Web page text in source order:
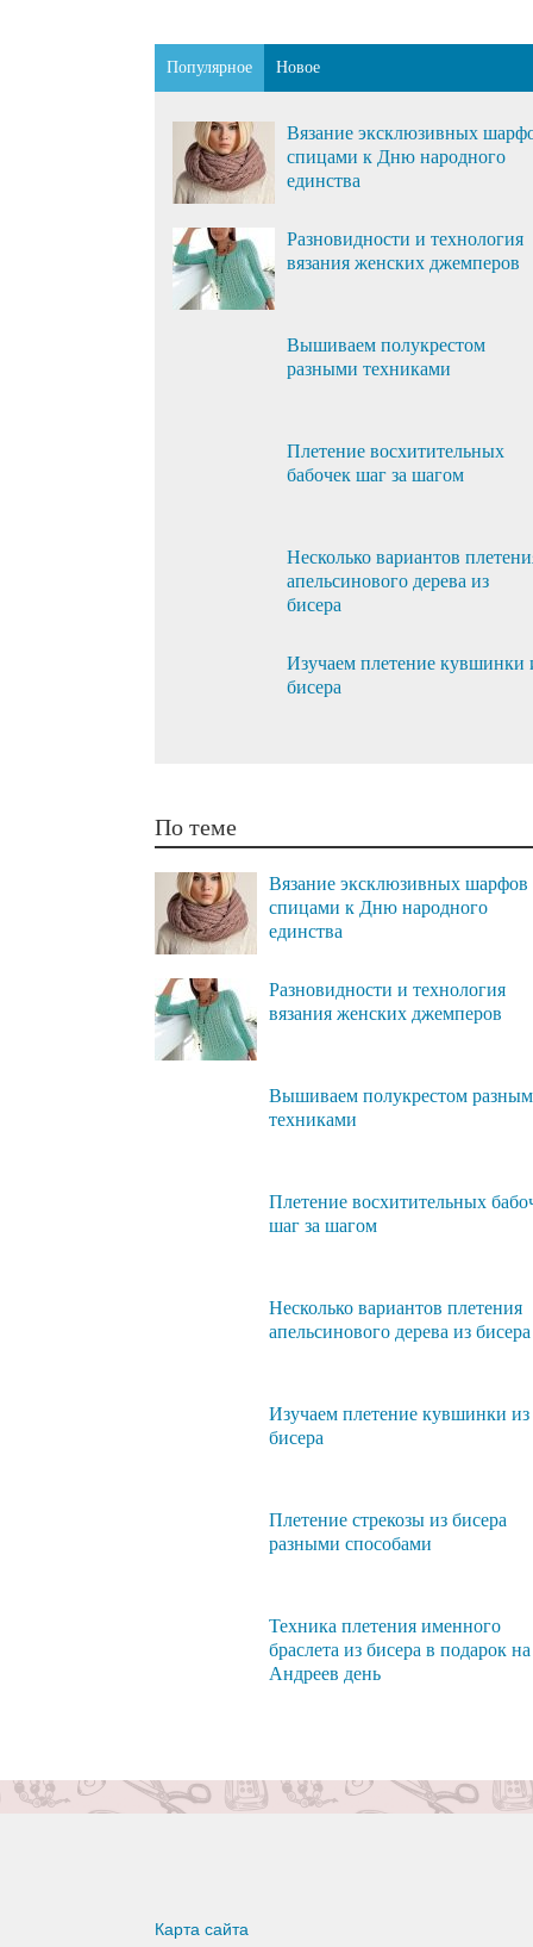
Популярное Новое
Вязание эксклюзивных
спицами к Дню народного
единства
Разновидности и технология
вязания женских джемперов
Вышиваем полукрестом
разными техниками
Плетение восхитительных
бабочек шаг за шагом
Несколько вариантов
апельсинового дерева из
бисера
Изучаем плетение кувшинки
бисера
По теме
Вязание эксклюзивных шарфов
спицами к Дню народного
единства
Разновидности и технология
вязания женских джемперов
Вышиваем полукрестом
техниками
Плетение восхитительных
шаг за шагом
Несколько вариантов плетения
апельсинового дерева из бисера
Изучаем плетение кувшинки из
бисера
Плетение стрекозы из бисера
разными способами
Техника плетения именного
браслета из бисера в подарок на
Андреев день
Карта сайта